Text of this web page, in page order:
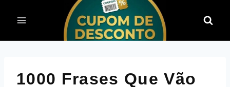
para
o
1000 Frases Que Vão